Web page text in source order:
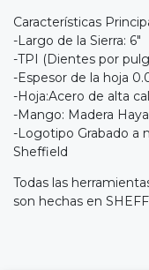
Características
-Largo de la Sierra: 6"
-TPI (Dientes por
-Espesor de la hoja
-Hoja:Acero de alta
-Mango: Madera
-Logotipo Grabado a
Sheffield
Todas las
son hechas en